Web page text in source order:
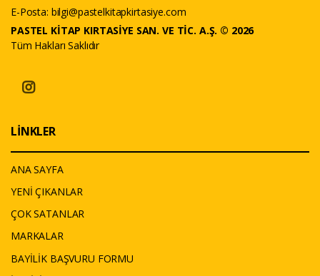
E-Posta: bilgi@pastelkitapkirtasiye.com
PASTEL KİTAP KIRTASİYE SAN. VE TİC. A.Ş. © 2026
Tüm Hakları Saklıdır
LİNKLER
ANA SAYFA
YENİ ÇIKANLAR
ÇOK SATANLAR
MARKALAR
BAYİLİK BAŞVURU FORMU